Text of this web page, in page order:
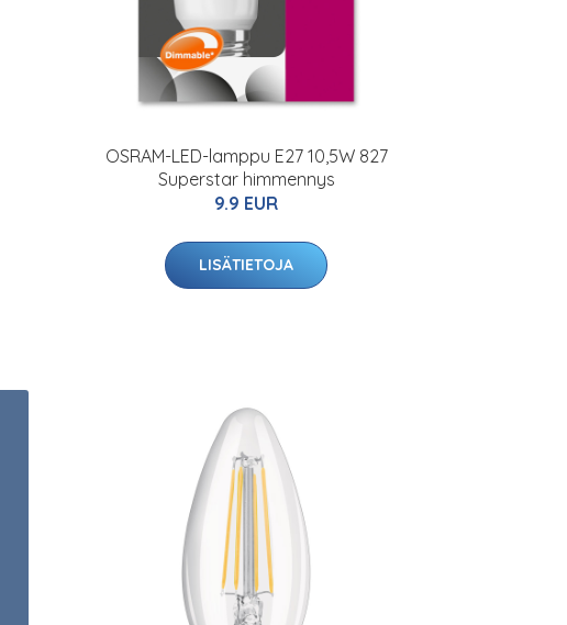
OSRAM-LED-lamppu E27 10,5W 827
Superstar himmennys
9.9 EUR
LISÄTIETOJA